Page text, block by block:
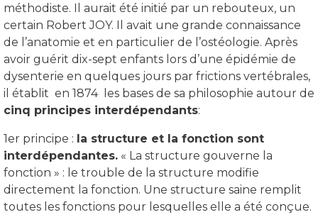
méthodiste. Il aurait été initié par un rebouteux, un
certain Robert JOY. Il avait une grande connaissance
de l’anatomie et en particulier de l’ostéologie. Après
avoir guérit dix-sept enfants lors d’une épidémie de
dysenterie en quelques jours par frictions vertébrales,
il établit en 1874 les bases de sa philosophie autour de
cinq principes interdépendants:
1er principe : la structure et la fonction sont
interdépendantes. « La structure gouverne la
fonction » : le trouble de la structure modifie
directement la fonction. Une structure saine remplit
toutes les fonctions pour lesquelles elle a été conçue.